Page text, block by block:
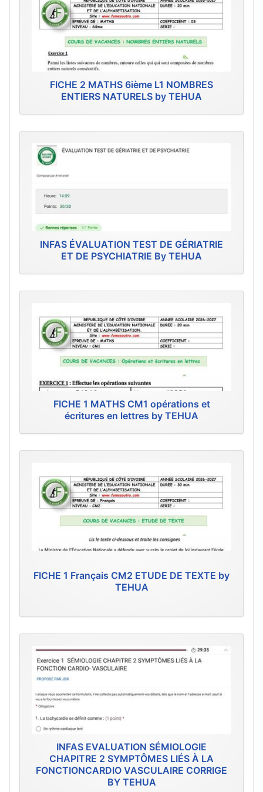
FICHE 2 MATHS 6ième L1 NOMBRES
ENTIERS NATURELS by TEHUA
INFAS ÉVALUATION TEST DE GÉRIATRIE
ET DE PSYCHIATRIE By TEHUA
FICHE 1 MATHS CM1 opérations et
écritures en lettres by TEHUA
FICHE 1 Français CM2 ETUDE DE TEXTE by
TEHUA
INFAS EVALUATION SÉMIOLOGIE
CHAPITRE 2 SYMPTÔMES LIÉS À LA
FONCTIONCARDIO VASCULAIRE CORRIGE
BY TEHUA